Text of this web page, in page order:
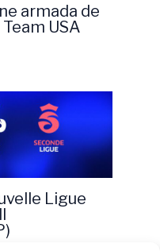
armada de
USA
Ligue